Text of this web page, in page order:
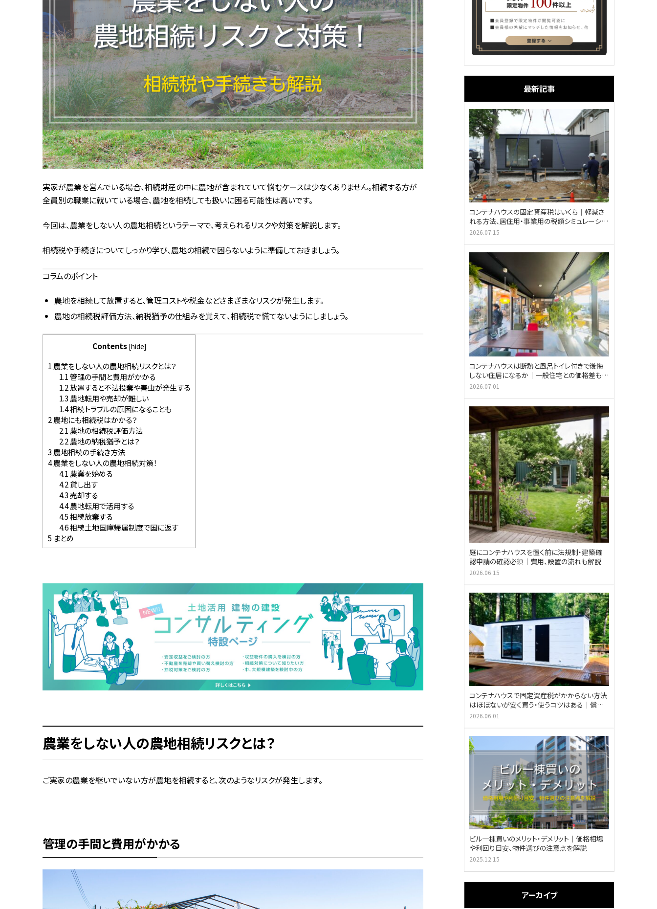
実家が農業を営んでいる場合、相続財産の中に農地が含まれていて悩むケースは少なくありません。相続する方が
全員別の職業に就いている場合、農地を相続しても扱いに困る可能性は高いです。
今回は、農業をしない人の農地相続というテーマで、考えられるリスクや対策を解説します。
相続税や手続きについてしっかり学び、農地の相続で困らないように準備しておきましょう。
コラムのポイント
農地を相続して放置すると、管理コストや税金などさまざまなリスクが発生します。
農地の相続税評価方法、納税猶予の仕組みを覚えて、相続税で慌てないようにしましょう。
Contents [hide]
1 農業をしない人の農地相続リスクとは？
1.1管理の手間と費用がかかる
1.2放置すると不法投棄や害虫が発生する
1.3 農地転用や売却が難しい
1.4相続トラブルの原因になることも
2農地にも相続税はかかる？
2.1 農地の相続税評価方法
2.2農地の納税猶予とは？
3 農地相続の手続き方法
4農業をしない人の農地相続対策！
4.1 農業を始める
4.2貸し出す
4.3売却する
4.4農地転用で活用する
4.5相続放棄する
4.6相続土地国庫帰属制度で国に返す
5 まとめ
農業をしない人の農地相続リスクとは？
ご実家の農業を継いでいない方が農地を相続すると、次のようなリスクが発生します。
管理の手間と費用がかかる
最新記事
コンテナハウスの固定資産税はいくら｜軽減さ
れる方法、居住用・事業用の税額シミュレーショ
ン
2026.07.15
コンテナハウスは断熱と風呂トイレ付きで後悔
しない住居になるか｜一般住宅との価格差も紹
介
2026.07.01
庭にコンテナハウスを置く前に法規制・建築確
認申請の確認必須｜費用、設置の流れも解説
2026.06.15
コンテナハウスで固定資産税がかからない方法
はほぼないが安く買う・使うコツはある｜償却
資産税も解説
2026.06.01
ビル一棟買いのメリット・デメリット｜価格相場
や利回り目安、物件選びの注意点を解説
2025.12.15
アーカイブ